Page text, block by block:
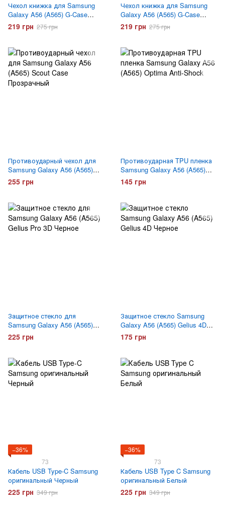
Чехол книжка для Samsung
Galaxy A56 (A565) G-Case
Ranger Черный
219 грн 275 грн
Чехол книжка для Samsung
Galaxy A56 (A565) G-Case
Ranger Синий
219 грн 275 грн
Противоударный чехол для
Samsung Galaxy A56 (A565)
Scout Case Прозрачный
255 грн
Противоударная TPU пленка
Samsung Galaxy A56 (A565)
Optima Anti-Shock
145 грн
Защитное стекло для
Samsung Galaxy A56 (A565)
Gelius Pro 3D Черное
225 грн
Защитное стекло Samsung
Galaxy A56 (A565) Gelius 4D
Черное
175 грн
−36%
73
Кабель USB Type-C Samsung
оригинальный Черный
225 грн 349 грн
−36%
73
Кабель USB Type C Samsung
оригинальный Белый
225 грн 349 грн